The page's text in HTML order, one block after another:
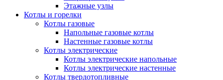
Этажные узлы
Котлы и горелки
Котлы газовые
Напольные газовые котлы
Настенные газовые котлы
Котлы электрические
Котлы электрические напольные
Котлы электрические настенные
Котлы твердотопливные